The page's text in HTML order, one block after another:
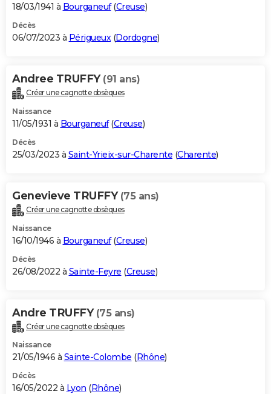
18/03/1941 à Bourganeuf(Creuse)
Décès
06/07/2023 à Périgueux(Dordogne)
Andree TRUFFY (91 ans)
Créer une cagnotte obsèques
Naissance
11/05/1931 à Bourganeuf(Creuse)
Décès
25/03/2023 à Saint-Yrieix-sur-Charente (Charente)
Genevieve TRUFFY (75 ans)
Créer une cagnotte obsèques
Naissance
16/10/1946 à Bourganeuf(Creuse)
Décès
26/08/2022 à Sainte-Feyre (Creuse)
Andre TRUFFY (75 ans)
Créer une cagnotte obsèques
Naissance
21/05/1946 à Sainte-Colombe (Rhône)
Décès
16/05/2022 à Lyon (Rhône)